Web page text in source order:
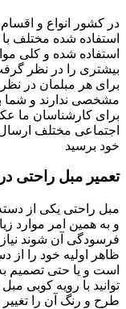
در کشور انواع و
استفاده شده مختلف
استفاده شده و کلی
بیشتری را در نظر
برای هر مبلمان در
مشخصی ندارند و شما
برای کارشناسان ما
اجتماعی مختلف ارسال
خود برسید
تعمیر مبل راحتی
مبل راحتی یکی از
و به همین امر موارد
فرسودگی آن شوند
ظاهر اولیه خود را
است و یا حتی تصمیم
توانید با رویه کوبی
طرح و رنگ آن را تغییر